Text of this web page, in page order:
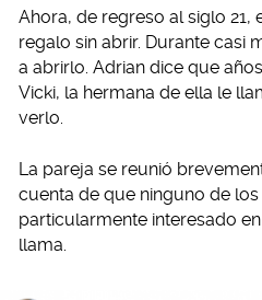
Ahora, de regreso al siglo
regalo sin abrir. Durante casi
a abrirlo. Adrian dice que
Vicki, la hermana de ella le
verlo.
La pareja se reunió
cuenta de que ninguno de
particularmente interesado
llama.